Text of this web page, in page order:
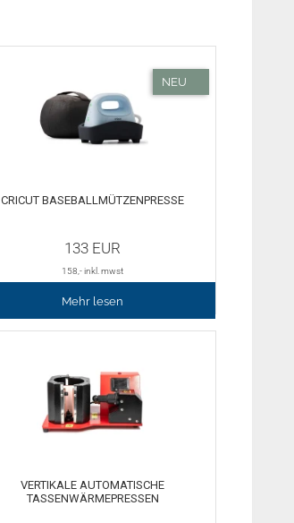
CRICUT BASEBALLMÜTZENPRESSE
133 EUR
158,- inkl. mwst
Mehr lesen
VERTIKALE AUTOMATISCHE
TASSENWÄRMEPRESSEN